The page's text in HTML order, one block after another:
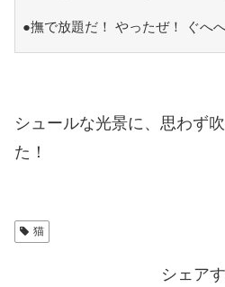
●撫で放題だ！ やったぜ！ ぐへ
シュールな光景に、思わず
た！
猫
シェア